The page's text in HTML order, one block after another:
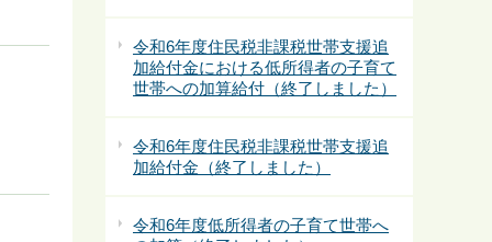
令和6年度住民税非課税世帯支援追
加給付金における低所得者の子育て
世帯への加算給付（終了しました）
令和6年度住民税非課税世帯支援追
加給付金（終了しました）
令和6年度低所得者の子育て世帯へ